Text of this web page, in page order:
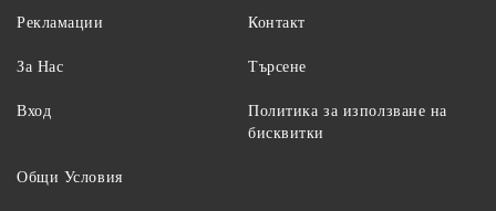
Рекламации
За Нас
Вход
Контакт
Търсене
Политика за използване на
бисквитки
Общи Условия